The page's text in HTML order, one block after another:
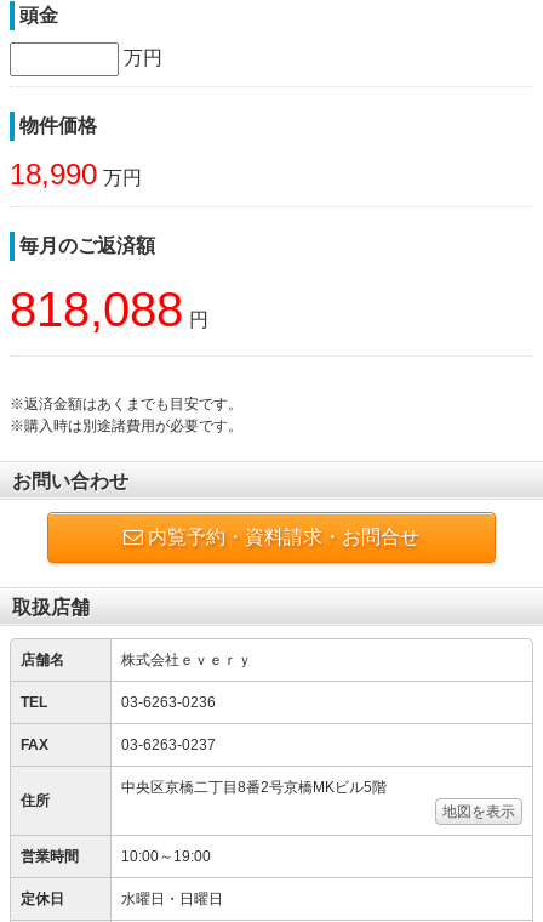
頭金
万円
物件価格
18,990 万円
毎月のご返済額
818,088 円
※返済金額はあくまでも目安です。
※購入時は別途諸費用が必要です。
お問い合わせ
内覧予約・資料請求・お問合せ
取扱店舗
店舗名 株式会社ｅｖｅｒｙ
TEL 03-6263-0236
FAX 03-6263-0237
住所
中央区京橋二丁目8番2号京橋MKビル5階
地図を表示
営業時間 10:00～19:00
定休日 水曜日・日曜日